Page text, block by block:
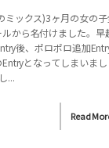
ミックス)3ヶ月の女の
から名付けました。早
後、ポロポロ追加
となってしまいまし
...
Read